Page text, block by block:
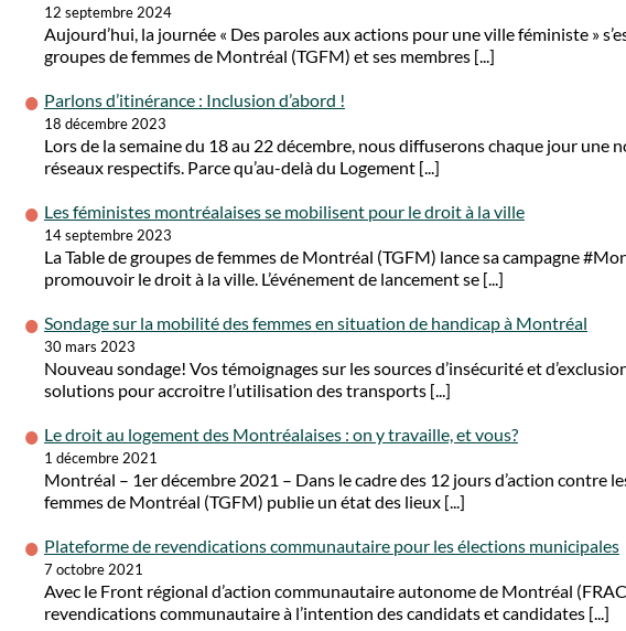
12 septembre 2024
Aujourd’hui, la journée « Des paroles aux actions pour une ville féministe »
groupes de femmes de Montréal (TGFM) et ses membres [...]
Parlons d’itinérance : Inclusion d’abord !
18 décembre 2023
Lors de la semaine du 18 au 22 décembre, nous diffuserons chaque jour
réseaux respectifs. Parce qu’au-delà du Logement [...]
Les féministes montréalaises se mobilisent pour le droit à la ville
14 septembre 2023
La Table de groupes de femmes de Montréal (TGFM) lance sa campagne
promouvoir le droit à la ville. L’événement de lancement se [...]
Sondage sur la mobilité des femmes en situation de handicap à Montréal
30 mars 2023
Nouveau sondage! Vos témoignages sur les sources d’insécurité et
solutions pour accroitre l’utilisation des transports [...]
Le droit au logement des Montréalaises : on y travaille, et vous?
1 décembre 2021
Montréal – 1er décembre 2021 – Dans le cadre des 12 jours d’action contre
femmes de Montréal (TGFM) publie un état des lieux [...]
Plateforme de revendications communautaire pour les élections municipales
7 octobre 2021
Avec le Front régional d’action communautaire autonome de Montréal
revendications communautaire à l’intention des candidats et candidates [...]